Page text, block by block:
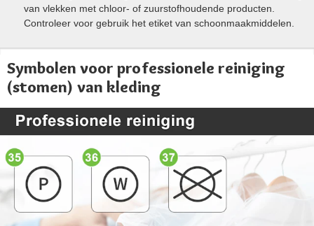
van vlekken met chloor- of zuurstofhoudende producten.
Controleer voor gebruik het etiket van schoonmaakmiddelen.
Symbolen voor professionele reiniging
(stomen) van kleding